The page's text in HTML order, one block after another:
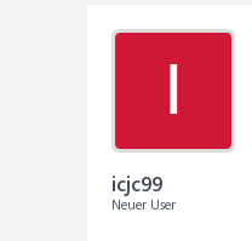
I
icjc99
Neuer User